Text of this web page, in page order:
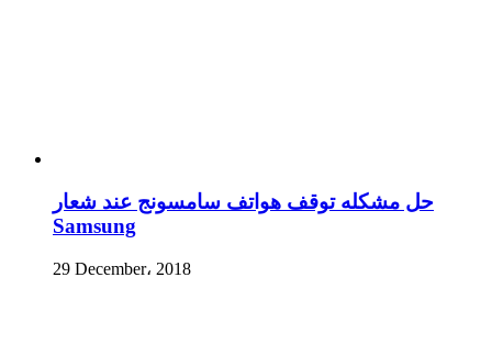
حل مشكله توقف هواتف سامسونج عند شعار
Samsung
29 December، 2018